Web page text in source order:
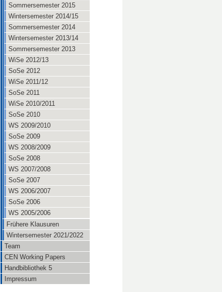
Sommersemester 2015
Wintersemester 2014/15
Sommersemester 2014
Wintersemester 2013/14
Sommersemester 2013
WiSe 2012/13
SoSe 2012
WiSe 2011/12
SoSe 2011
WiSe 2010/2011
SoSe 2010
WS 2009/2010
SoSe 2009
WS 2008/2009
SoSe 2008
WS 2007/2008
SoSe 2007
WS 2006/2007
SoSe 2006
WS 2005/2006
Frühere Klausuren
Wintersemester 2021/2022
Team
CEN Working Papers
Handbibliothek 5
Impressum